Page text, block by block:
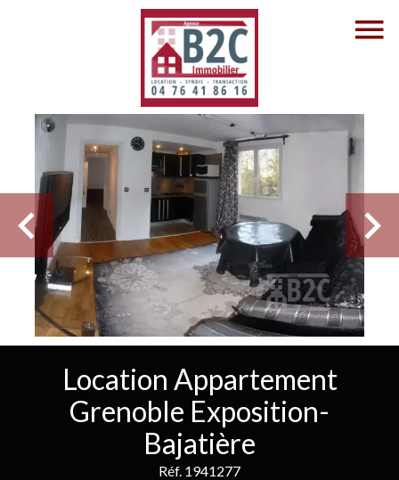
Location Appartement
Grenoble Exposition-
Bajatière
Réf. 1941277